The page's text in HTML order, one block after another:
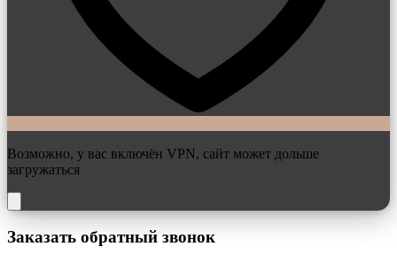
Возможно, у вас включён VPN, сайт может дольше
загружаться
Заказать обратный звонок